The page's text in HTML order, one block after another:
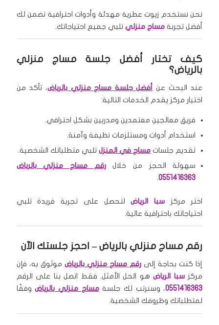
نحن نستخدم زيوت عطرية مهدئة وأدوات احترافية تضمن لك
أفضل تجربة مساج منزليتلبي جميع احتياجاتك.
كيف تختار أفضل جلسة مساج منزلي
بالرياض؟
عند البحث عن أفضل جلسة مساج منزلي بالرياض، تأكد من
اختيار مركز يقدم الخدمات التالية:
فريق معالجين معتمدين ومدربين بشكل احترافي.
استخدام أدوات ومستلزمات نظيفة وآمنة.
تقديم جلسات مساج في المنزلتلبي متطلباتك الشخصية.
سهولة الحجز من خلالرقم مساج منزلي بالرياض
0551416363
.
اختر مركزسبا الرياضلتحصل على تجربة فريدة تلبي
احتياجاتك باحترافية عالية.
رقم مساج منزلي بالرياض – احجز جلستك الآن
إذا كنت بحاجة إلى رقم مساج منزلي بالرياض موثوق به، فإن
مركزسبا الرياضهو الحل الأمثل. فقط اتصل بنا على الرقم
0551416363، وسنرتب لك جلسةمساج منزلي بالرياضوفقًا
لمتطلباتك وظروفك الشخصية.